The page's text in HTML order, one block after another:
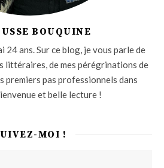
BOUQUINE
24 ans. Sur ce blog, je vous parle de
littéraires, de mes pérégrinations de
premiers pas professionnels dans
et belle lecture !
MOI !